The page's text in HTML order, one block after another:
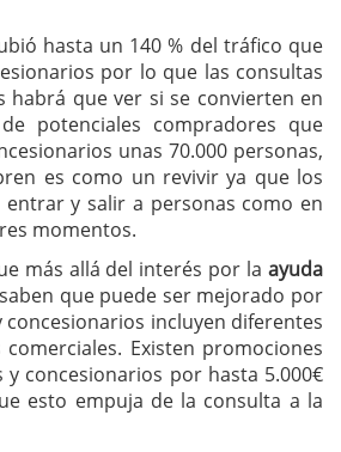
hasta un 140 % del tráfico que
por lo que las consultas
habrá que ver si se convierten en
potenciales compradores que
unas 70.000 personas,
es como un revivir ya que los
entrar y salir a personas como en
momentos.
más allá del interés por la ayuda
que puede ser mejorado por
concesionarios incluyen diferentes
Existen promociones
concesionarios por hasta 5.000€
esto empuja de la consulta a la